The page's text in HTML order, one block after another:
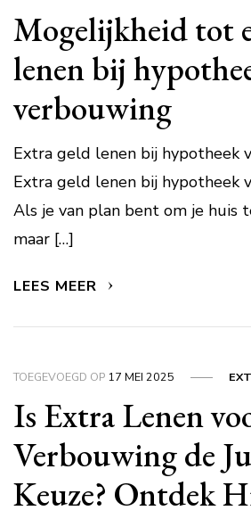
Mogelijkheid tot
lenen bij
verbouwing
Extra geld lenen bij hypotheek
Extra geld lenen bij hypotheek
Als je van plan bent om je huis
maar […]
LEES MEER
TOEGEVOEGD OP 17 MEI 2025
Is Extra Lenen
Verbouwing de
Keuze? Ontdek